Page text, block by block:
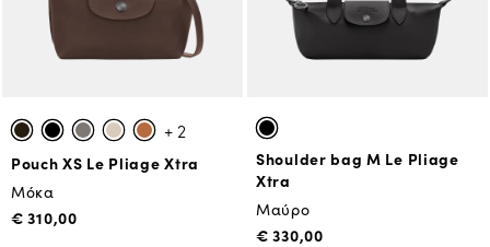
+ 2
Pouch XS Le Pliage Xtra
Μόκα
€ 310,00
Shoulder bag M Le Pliage
Xtra
Μαύρο
€ 330,00